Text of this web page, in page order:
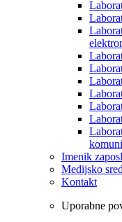
Imenik
Medijsko
Kontakt
Uporabne